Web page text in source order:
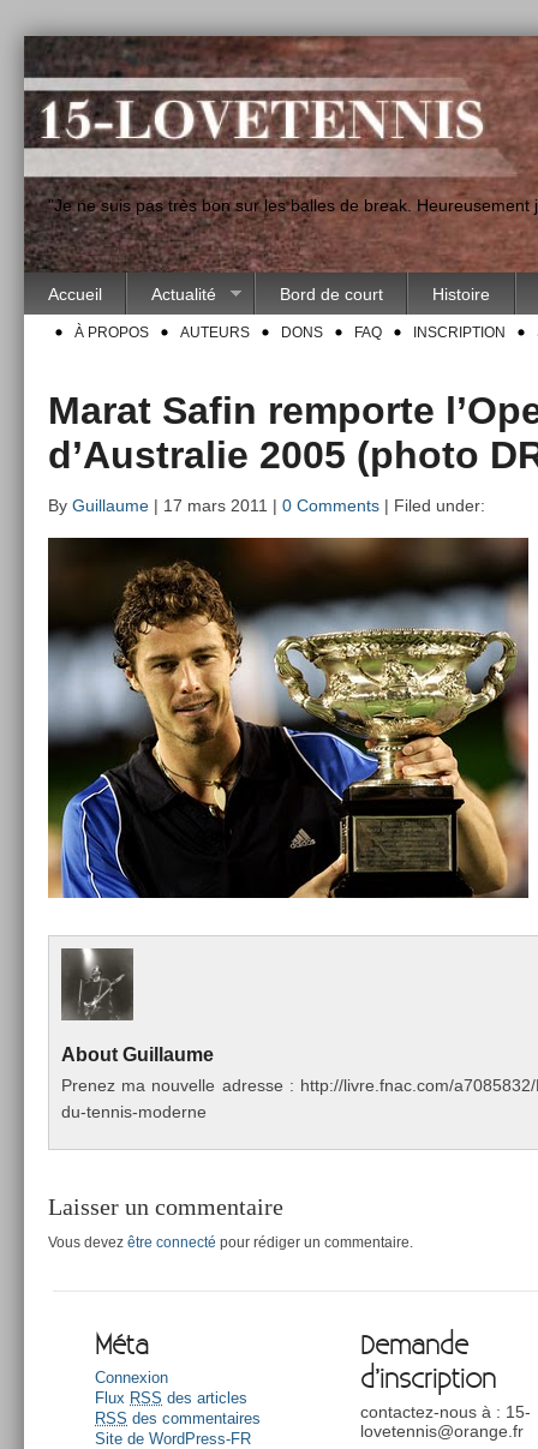
"Je ne suis pas très bon sur les balles de break.
Accueil Actualité Bord de court Histoire
À PROPOS AUTEURS DONS FAQ INSCRIPTION
Marat Safin remporte
d’Australie 2005 (photo
By Guillaume | 17 mars 2011 | 0 Comments | Filed under:
About Guil­laume
Pre­nez ma nouvel­le ad­resse : http://livre.fnac.com/
du-tennis-moderne
Laisser un commentaire
Vous devez être connecté pour rédiger un commentaire.
Méta
Connexion
Flux RSS des articles
RSS des commentaires
Site de WordPress-FR
Demande
d’inscription
contactez-nous à : 15-
lovetennis@orange.fr